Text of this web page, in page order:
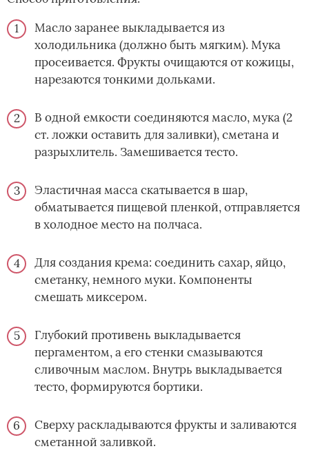
Масло заранее выкладывается из
холодильника (должно быть мягким). Мука
просеивается. Фрукты очищаются от кожицы,
нарезаются тонкими дольками.
В одной емкости соединяются масло, мука (2
ст. ложки оставить для заливки), сметана и
разрыхлитель. Замешивается тесто.
Эластичная масса скатывается в шар,
обматывается пищевой пленкой, отправляется
в холодное место на полчаса.
Для создания крема: соединить сахар, яйцо,
сметанку, немного муки. Компоненты
смешать миксером.
Глубокий противень выкладывается
пергаментом, а его стенки смазываются
сливочным маслом. Внутрь выкладывается
тесто, формируются бортики.
Сверху раскладываются фрукты и заливаются
сметанной заливкой.